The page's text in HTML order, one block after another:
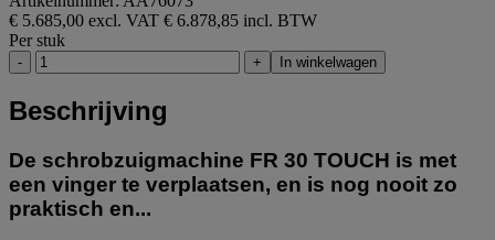
€ 5.685,00 excl. VAT € 6.878,85 incl. BTW
Per stuk
- + In winkelwagen
Beschrijving
De schrobzuigmachine FR 30 TOUCH is met
een vinger te verplaatsen, en is nog nooit zo
praktisch en...